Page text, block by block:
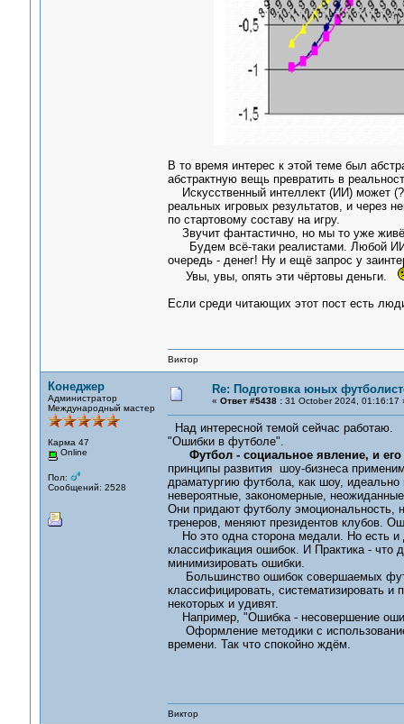
В то время интерес к этой теме был
абстрактную вещь превратить в
Искусственный интеллект (ИИ) может
реальных игровых результатов, и через
по стартовому составу на игру.
Звучит фантастично, но мы то уже
Будем всё-таки реалистами. Любой ИИ
очередь - денег! Ну и ещё запрос у
Увы, увы, опять эти чёртовы деньги.
Если среди читающих этот пост есть
Виктор
Конеджер
Администратор
Международный мастер
Карма 47
Online
Пол:
Сообщений: 2528
Re: Подготовка юных
« Ответ #5438 :31 October 2024, 01:16:17
Над интересной темой сейчас работаю.
"Ошибки в футболе".
Футбол - социальное явление, и
принципы развития шоу-бизнеса
драматургию футбола, как шоу,
невероятные, закономерные,
Они придают футболу эмоциональность,
тренеров, меняют президентов клубов.
Но это одна сторона медали. Но есть и
классификация ошибок. И Практика - что
минимизировать ошибки.
Большинство ошибок совершаемых
классифицировать, систематизировать и
некоторых и удивят.
Например, "Ошибка - несовершение
Оформление методики с
времени. Так что спокойно ждём.
Виктор